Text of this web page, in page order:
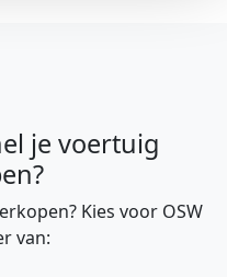
je voertuig
Kies voor OSW
van: